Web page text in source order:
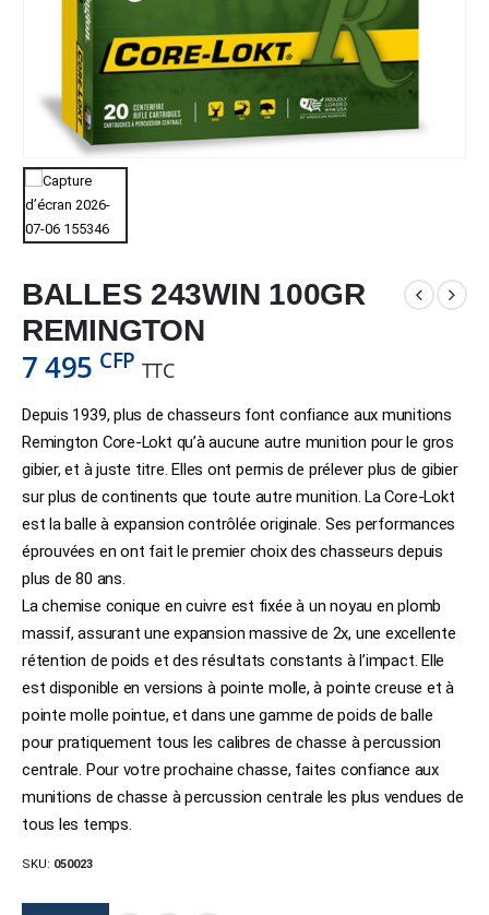
BALLES 243WIN 100GR
REMINGTON
7 495 CFP TTC
Depuis 1939, plus de chasseurs font confiance aux munitions
Remington Core-Lokt qu’à aucune autre munition pour le gros
gibier, et à juste titre. Elles ont permis de prélever plus de gibier
sur plus de continents que toute autre munition. La Core-Lokt
est la balle à expansion contrôlée originale. Ses performances
éprouvées en ont fait le premier choix des chasseurs depuis
plus de 80 ans.
La chemise conique en cuivre est fixée à un noyau en plomb
massif, assurant une expansion massive de 2x, une excellente
rétention de poids et des résultats constants à l’impact. Elle
est disponible en versions à pointe molle, à pointe creuse et à
pointe molle pointue, et dans une gamme de poids de balle
pour pratiquement tous les calibres de chasse à percussion
centrale. Pour votre prochaine chasse, faites confiance aux
munitions de chasse à percussion centrale les plus vendues de
tous les temps.
SKU: 050023